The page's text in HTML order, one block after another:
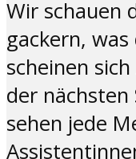
Wir schauen
gackern,
scheinen
der nächsten
sehen jede